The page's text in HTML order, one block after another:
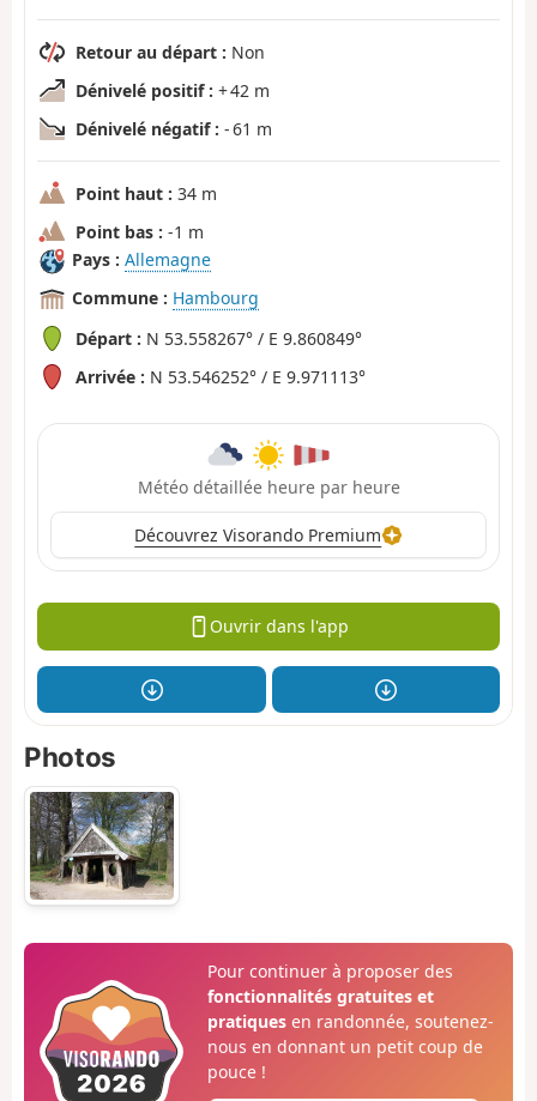
Retour au départ : Non
Dénivelé positif : + 42 m
Dénivelé négatif : - 61 m
Point haut : 34 m
Point bas : -1 m
Pays : Allemagne
Commune : Hambourg
Départ : N 53.558267° / E 9.860849°
Arrivée : N 53.546252° / E 9.971113°
Météo détaillée heure par heure
Découvrez Visorando Premium
Ouvrir dans l'app
Photos
Pour continuer à proposer des
fonctionnalités gratuites et
pratiquesen randonnée, soutenez-
nous en donnant un petit coup de
pouce !